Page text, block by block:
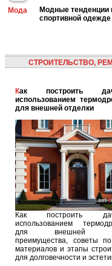
Мода
Модные тенденции
спортивной одежде
СТРОИТЕЛЬСТВО,
Как построить дачу с
использованием
для внешней отделки
Как построить
использованием
для внешней
преимущества, советы
материалов и этапы
для долговечности и